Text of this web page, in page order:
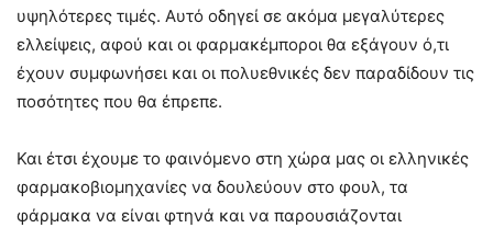
υψηλότερες τιμές. Αυτό οδηγεί σε ακόμα μεγαλύτερες
ελλείψεις, αφού και οι φαρμακέμποροι θα εξάγουν ό,τι
έχουν συμφωνήσει και οι πολυεθνικές δεν παραδίδουν τις
ποσότητες που θα έπρεπε.
Και έτσι έχουμε το φαινόμενο στη χώρα μας οι ελληνικές
φαρμακοβιομηχανίες να δουλεύουν στο φουλ, τα
φάρμακα να είναι φτηνά και να παρουσιάζονται